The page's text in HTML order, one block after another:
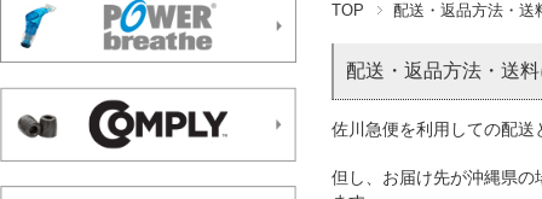
TOP 配送・返品方法・送
配送・返品方法・送
佐川急便を利用しての配
但し、お届け先が沖縄県